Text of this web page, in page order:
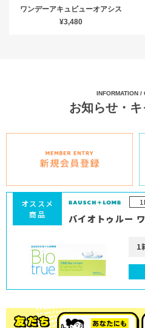
ワンデーアキュビューオアシス
¥3,480
INFORMATION /
お知らせ・
オススメ
商品
バイオトゥルー
1